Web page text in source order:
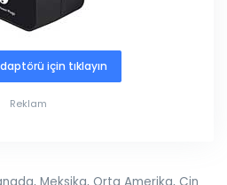
için tıklayın
Reklam